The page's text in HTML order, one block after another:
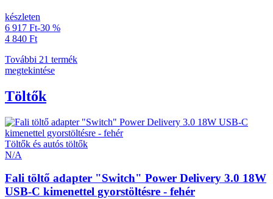
készleten
6 917 Ft-30 %
4 840 Ft
További 21 termék
megtekintése
Töltők
Töltők és autós töltők
N/A
Fali töltő adapter "Switch" Power Delivery 3.0 18W
USB-C kimenettel gyorstöltésre - fehér